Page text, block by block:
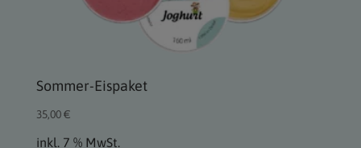
Sommer-Eispaket
35,00€
inkl. 7 % MwSt.